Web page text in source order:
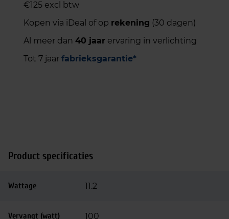
€125 excl btw
Kopen via iDeal of op rekening (30 dagen)
Al meer dan 40 jaar ervaring in verlichting
Tot 7 jaar fabrieksgarantie*
Product specificaties
Wattage 11.2
Vervangt (watt) 100